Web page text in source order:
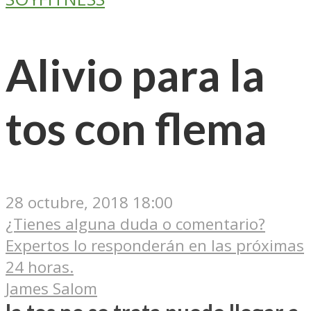
Alivio para la
tos con flema
28 octubre, 2018 18:00
¿Tienes alguna duda o comentario?
Expertos lo responderán en las próximas
24 horas.
James Salom